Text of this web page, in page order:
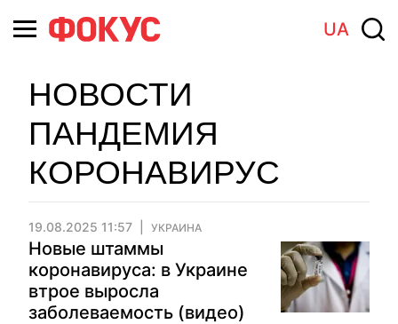
UA
НОВОСТИ
ПАНДЕМИЯ
КОРОНАВИРУС
19.08.2025 11:57 УКРАИНА
Новые штаммы
коронавируса: в Украине
втрое выросла
заболеваемость (видео)